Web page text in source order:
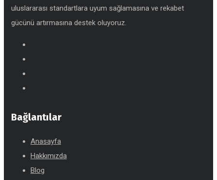
uluslararası standartlara uyum sağlamasına ve rekabet
gücünü artırmasına destek oluyoruz.
Bağlantılar
Anasayfa
Hakkımızda
Blog